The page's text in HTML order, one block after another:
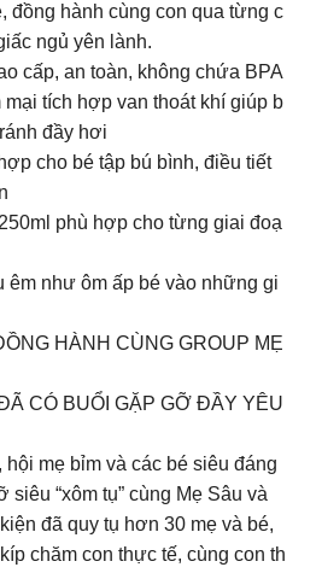
đồng hành cùng con qua từng c
ngủ yên lành.
cấp, an toàn, không chứa BPA
mại tích hợp van thoát khí giúp b
đầy hơi
cho bé tập bú bình, điều tiết
phù hợp cho từng giai đoạ
êm như ôm ấp bé vào những gi
HÀNH CÙNG GROUP MẸ
CÓ BUỔI GẶP GỠ ĐẦY YÊU
mẹ bỉm và các bé siêu đáng
siêu “xôm tụ” cùng Mẹ Sâu và
đã quy tụ hơn 30 mẹ và bé,
chăm con thực tế, cùng con th